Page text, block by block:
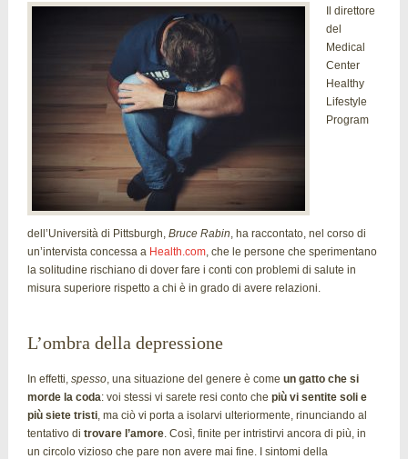
Il direttore
del
Medical
Center
Healthy
Lifestyle
Program
dell’Università di Pittsburgh,Bruce Rabin , ha raccontato, nel corso di
un’intervista concessa a Health.com , che le persone che sperimentano
la solitudine rischiano di dover fare i conti con problemi di salute in
misura superiore rispetto a chi è in grado di avere relazioni.
L’ombra della depressione
In effetti,spesso , una situazione del genere è comeun gatto che si
morde la coda: voi stessi vi sarete resi conto chepiù vi sentite soli e
più siete tristi , ma ciò vi porta a isolarvi ulteriormente, rinunciando al
tentativo ditrovare l’amore . Così, finite per intristirvi ancora di più, in
un circolo vizioso che pare non avere mai fine. I sintomi della